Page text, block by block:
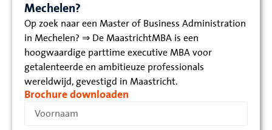
Mechelen?
Op zoek naar een Master of Business Administration
in Mechelen? ⇒ De MaastrichtMBA is een
hoogwaardige parttime executive MBA voor
getalenteerde en ambitieuze professionals
wereldwijd, gevestigd in Maastricht.
Brochure downloaden